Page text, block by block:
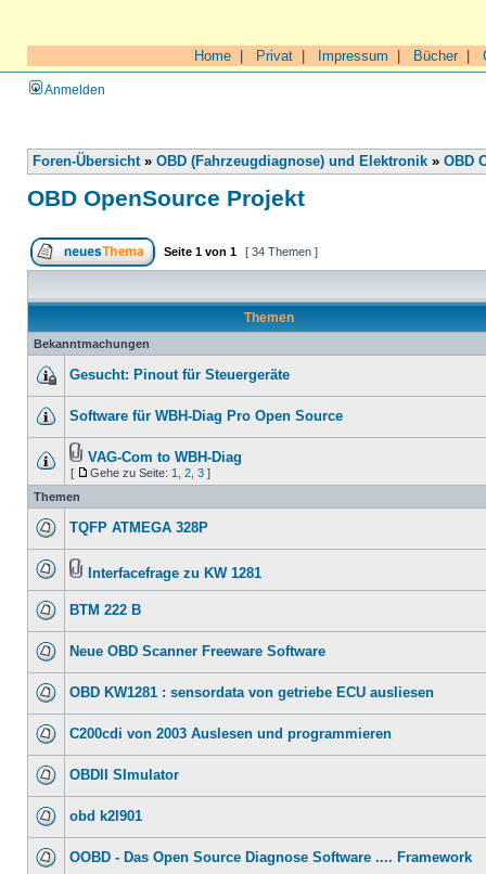
Home Privat Impressum Bücher|
Anmelden
Foren-Übersicht» OBD (Fahrzeugdiagnose) und Elektronik » OBD
OBD OpenSource Projekt
Seite 1 von 1 [ 34 Themen ]
Themen
Bekanntmachungen
Gesucht: Pinout für Steuergeräte
Software für WBH-Diag Pro Open Source
VAG-Com to WBH-Diag
[ Gehe zu Seite: 1 2 3 ]
Themen
TQFP ATMEGA 328P
Interfacefrage zu KW 1281
BTM 222 B
Neue OBD Scanner Freeware Software
OBD KW1281 : sensordata von getriebe ECU ausliesen
C200cdi von 2003 Auslesen und programmieren
OBDII SImulator
obd k2l901
OOBD - Das Open Source Diagnose Software .... Framework